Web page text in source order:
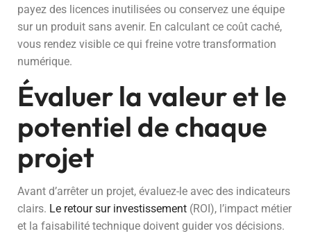
payez des licences inutilisées ou conservez une équipe
sur un produit sans avenir. En calculant ce coût caché,
vous rendez visible ce qui freine votre transformation
numérique.
Évaluer la valeur et le
potentiel de chaque
projet
Avant d’arrêter un projet, évaluez-le avec des indicateurs
clairs. Le retour sur investissement (ROI), l’impact métier
et la faisabilité technique doivent guider vos décisions.